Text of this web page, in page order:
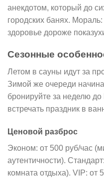
анекдотом, который до
городских банях.
здоровье дороже
Сезонные
Летом в сауны идут за
Зимой же очереди
бронируйте за неделю до
встречать праздник в
Ценовой разброс
Эконом: от 500 руб/час
аутентичности).
комната отдыха). VIP: от